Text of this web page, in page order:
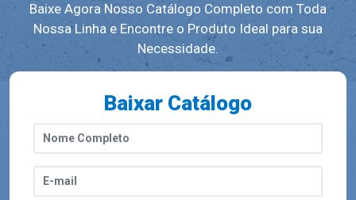
Baixe Agora Nosso Catálogo Completo com Toda
Nossa Linha e Encontre o Produto Ideal para sua
Necessidade.
Baixar Catálogo